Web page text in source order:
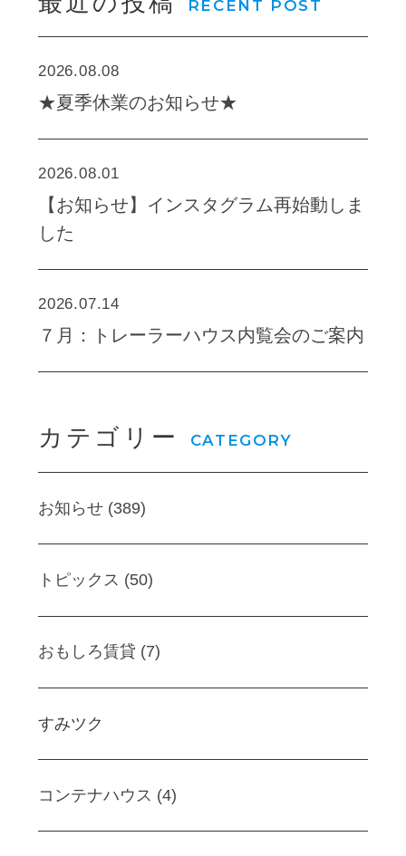
RECENT POST
2026.08.08
★夏季休業のお知らせ★
2026.08.01
【お知らせ】インスタグラム再始動しま
した
2026.07.14
７月：トレーラーハウス内覧会のご案内
カテゴリー CATEGORY
お知らせ (389)
トピックス (50)
おもしろ賃貸 (7)
すみツク
コンテナハウス (4)